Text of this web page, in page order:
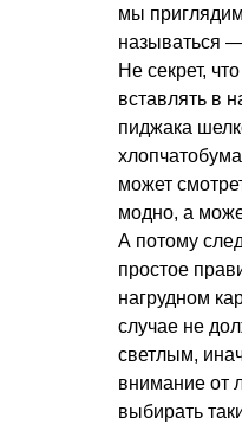
мы
называться
Не секрет,
вставлять в
пиджака
может
модно, а
А потому
простое
нагрудном
случае не
светлым,
внимание от
выбирать